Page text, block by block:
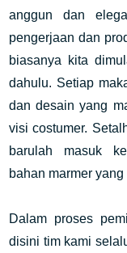
anggun dan
pengerjaan dan
biasanya kita
dahulu. Setiap
dan desain yang
visi costumer.
barulah masuk
bahan marmer
Dalam proses
disini tim kami